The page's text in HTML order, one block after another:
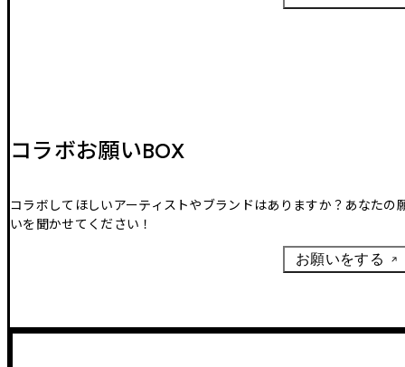
コラボお願いBOX
コラボしてほしいアーティストやブランドはありますか？あなたの
いを聞かせてください！
お願いをする